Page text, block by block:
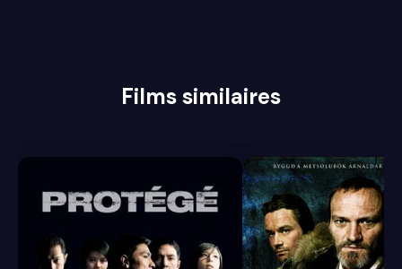
Films similaires